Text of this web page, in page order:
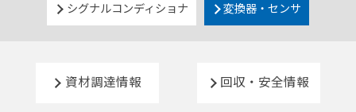
シグナルコンディショナ 変換器・センサ
資材調達情報 回収・安全情報